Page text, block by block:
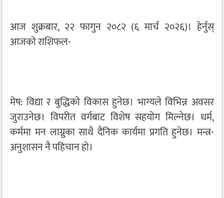
आज शुक्रबार, २२ फागुन २०८२ (६ मार्च २०२६)। हेर्नुस्
आजको राशिफल-
मेष: विद्या र बुद्धिको विकास हुनेछ। भाग्यले विभिन्न अवसर
जुराउनेछ। विपरीत वर्गबाट विशेष सहयोग मिल्नेछ। धर्म,
कर्ममा मन लाग्नुका साथै दैनिक कार्यमा प्रगति हुनेछ। मन्त्र-
अनुशासन नै पहिचान हो।